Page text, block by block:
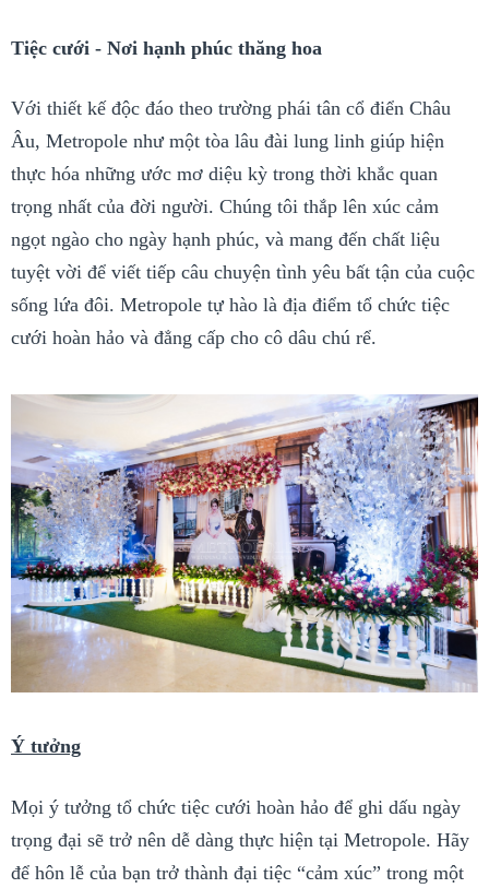
Tiệc cưới - Nơi hạnh phúc thăng hoa
Với thiết kế độc đáo theo trường phái tân cổ điển Châu
Âu, Metropole như một tòa lâu đài lung linh giúp hiện
thực hóa những ước mơ diệu kỳ trong thời khắc quan
trọng nhất của đời người. Chúng tôi thắp lên xúc cảm
ngọt ngào cho ngày hạnh phúc, và mang đến chất liệu
tuyệt vời để viết tiếp câu chuyện tình yêu bất tận của cuộc
sống lứa đôi. Metropole tự hào là địa điểm tổ chức tiệc
cưới hoàn hảo và đẳng cấp cho cô dâu chú rể.
Ý tưởng
Mọi ý tưởng tổ chức tiệc cưới hoàn hảo để ghi dấu ngày
trọng đại sẽ trở nên dễ dàng thực hiện tại Metropole. Hãy
để hôn lễ của bạn trở thành đại tiệc “cảm xúc” trong một